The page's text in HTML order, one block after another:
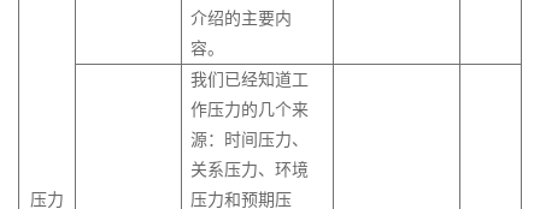
压力
介绍的主要内
容。
我们已经知道工
作压力的几个来
源：时间压力、
关系压力、环境
压力和预期压